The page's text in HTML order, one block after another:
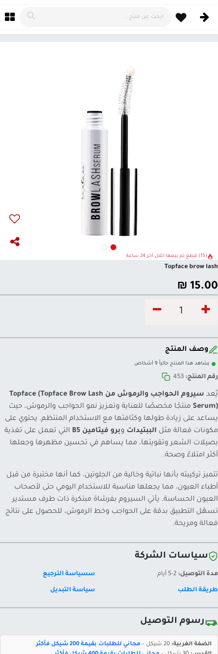
(15) قطع تم بيعها خلال آخر 24 ساعة
Topface brow lash
15.00
₪
وصف المنتج
يشاهد هذا المنتج حالياً 9 أشخاص
رقم المنتج: 453
يُعد
سيروم الحواجب والرموش من Topface (Topface Brow Lash
Serum) منتجًا مخصصًا للعناية وتعزيز نمو الحواجب والرموش، حيث
يساعد على زيادة طولها وكثافتها مع الاستخدام المنتظم. يحتوي على
مكونات فعالة مثل الببتيدات وبرو فيتامين B5
التي تعمل على تغذية
بصيلات الشعر وتقويتها، مما يساهم في تحسين مظهرها وجعلها
أكثر امتلاءً وصحة.
تتميز تركيبته بأنها نباتية وخالية من الجلوتين، كما أنها مختبرة من قبل
أطباء العيون، مما يجعلها مناسبة للاستخدام اليومي حتى لأصحاب
العيون الحساسة. يأتي السيروم بفرشاة مبتكرة ذات طرف مستدير
تسهّل التطبيق بدقة على الحواجب وخط الرموش، للحصول على نتائج
فعالة ومريحة.
سياسات الشركة
مدة التوصيل: سسياسة الترجيع
طريقة الطلب سياسة التبديل
رسوم التوصيل
الضفة الغربية:
مجاني للطلبات بقيمة 200 شيكل فأكثر